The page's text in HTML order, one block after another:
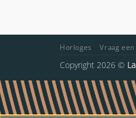
Horloges Vraag
Copyright 2026 ©